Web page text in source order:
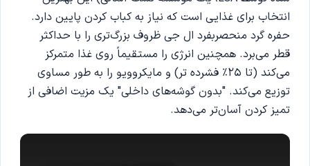
انتخاب برای غذایی است که نیاز به کباب کردن پایین دارد.
حفره گرد منحصربفرد ال‌ جی ظروف بزرگ‌تری را با حداکثر
قطر می‌برد. همچنین انرژی را مستقیماً روی غذا متمرکز
می‌کند (تا 25٪ فشرده تر) و مایکروویو را به طور مساوی
توزیع می‌کند. "بدون گوشه‌های داخلی" یک مزیت اضافی از
تمیز کردن آسان‌تر می‌دهد.